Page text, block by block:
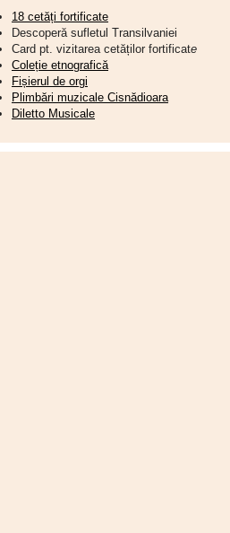
18 cetăți fortificate
Descoperă sufletul Transilvaniei
Card pt. vizitarea cetăților fortificate
Coleție etnografică
Fișierul de orgi
Plimbări muzicale Cisnădioara
Diletto Musicale